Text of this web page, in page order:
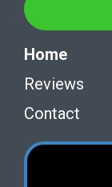
Home
Reviews
Contact